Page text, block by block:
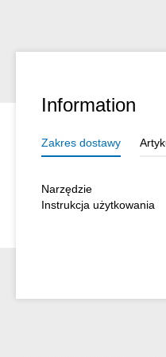
przekrojach kabli 2,5 mm²,
Zastosowano przy tym
Information
Zakres dostawy
Narzędzie
Instrukcja użytkowania